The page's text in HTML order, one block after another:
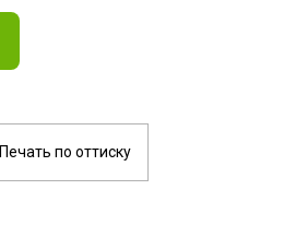
Печать по оттиску